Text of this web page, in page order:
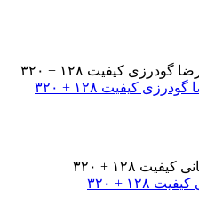
کیفیت ۱۲۸ + ۳۲۰
+ ۳۲۰